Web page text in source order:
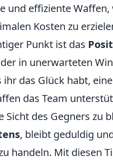
und effiziente
Kosten zu
Punkt ist das
in unerwarteten
ihr das Glück habt,
das Team
Sicht des Gegners zu
, bleibt geduldig
handeln. Mit diesen